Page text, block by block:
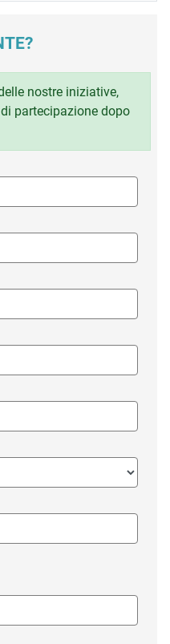
nostre iniziative,
partecipazione dopo